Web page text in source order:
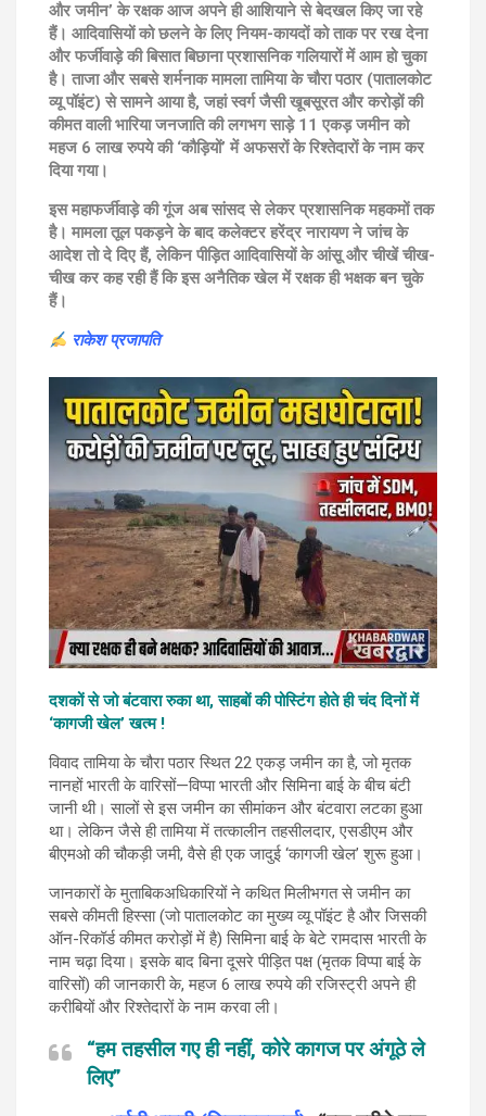
और जमीन’ के रक्षक आज अपने ही आशियाने से बेदखल किए जा रहे
हैं। आदिवासियों को छलने के लिए नियम-कायदों को ताक पर रख देना
और फर्जीवाड़े की बिसात बिछाना प्रशासनिक गलियारों में आम हो चुका
है। ताजा और सबसे शर्मनाक मामला तामिया के चौरा पठार (पातालकोट
व्यू पॉइंट) से सामने आया है, जहां स्वर्ग जैसी खूबसूरत और करोड़ों की
कीमत वाली भारिया जनजाति की लगभग साड़े 11 एकड़ जमीन को
महज 6 लाख रुपये की ‘कौड़ियों’ में अफसरों के रिश्तेदारों के नाम कर
दिया गया।
इस महाफर्जीवाड़े की गूंज अब सांसद से लेकर प्रशासनिक महकमों तक
है। मामला तूल पकड़ने के बाद कलेक्टर हरेंद्र नारायण ने जांच के
आदेश तो दे दिए हैं, लेकिन पीड़ित आदिवासियों के आंसू और चीखें चीख-
चीख कर कह रही हैं कि इस अनैतिक खेल में रक्षक ही भक्षक बन चुके
हैं।
राकेश प्रजापति
दशकों से जो बंटवारा रुका था, साहबों की पोस्टिंग होते ही चंद दिनों में
‘कागजी खेल’ खत्म !
विवाद तामिया के चौरा पठार स्थित 22 एकड़ जमीन का है, जो मृतक
नानहों भारती के वारिसों—विप्पा भारती और सिमिना बाई के बीच बंटी
जानी थी। सालों से इस जमीन का सीमांकन और बंटवारा लटका हुआ
था। लेकिन जैसे ही तामिया में तत्कालीन तहसीलदार, एसडीएम और
बीएमओ की चौकड़ी जमी, वैसे ही एक जादुई ‘कागजी खेल’ शुरू हुआ।
जानकारों के मुताबिकअधिकारियों ने कथित मिलीभगत से जमीन का
सबसे कीमती हिस्सा (जो पातालकोट का मुख्य व्यू पॉइंट है और जिसकी
ऑन-रिकॉर्ड कीमत करोड़ों में है) सिमिना बाई के बेटे रामदास भारती के
नाम चढ़ा दिया। इसके बाद बिना दूसरे पीड़ित पक्ष (मृतक विप्पा बाई के
वारिसों) की जानकारी के, महज 6 लाख रुपये की रजिस्ट्री अपने ही
करीबियों और रिश्तेदारों के नाम करवा ली।
“हम तहसील गए ही नहीं, कोरे कागज पर अंगूठे ले
लिए”